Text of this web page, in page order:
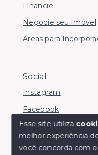
Olá! somos da
Financie
Negocie seu Imóvel
Áreas para
Social
Instagram
Facebook
© Copyright 2026 -
Esse site utiliza
melhor experiência
você concorda com